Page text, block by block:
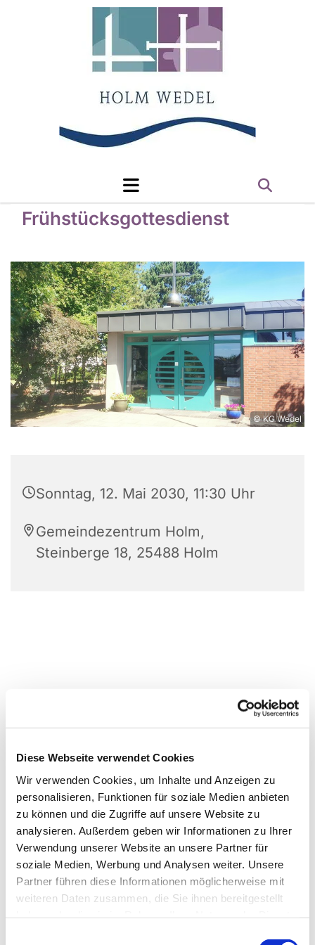
Diese Webseite verwendet Cookies
Wir verwenden Cookies, um Inhalte und Anzeigen zu
personalisieren, Funktionen für soziale Medien anbieten
zu können und die Zugriffe auf unsere Website zu
analysieren. Außerdem geben wir Informationen zu Ihrer
Verwendung unserer Website an unsere Partner für
soziale Medien, Werbung und Analysen weiter. Unsere
Partner führen diese Informationen möglicherweise mit
weiteren Daten zusammen, die Sie ihnen bereitgestellt
Frühstücksgottesdienst
© KG Wedel
Sonntag, 12. Mai 2030, 11:30 Uhr
Gemeindezentrum Holm,
Steinberge 18, 25488 Holm
Dies könnte Sie auch
interessieren